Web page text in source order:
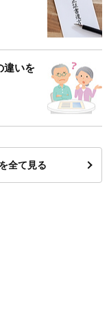
違いを
全て見る